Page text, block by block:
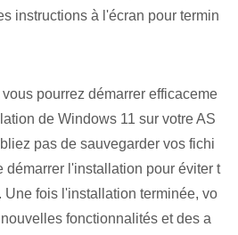
instructions à l'écran pour termin
pourrez démarrer efficaceme
de Windows 11 sur votre AS
pas de sauvegarder vos fichi
démarrer l'installation pour éviter t
Une fois l'‍installation⁤ terminée, vo
fonctionnalités‌ et des a